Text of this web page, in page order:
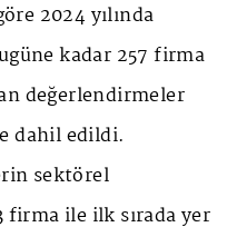
2024 yılında
kadar 257 firma
değerlendirmeler
dahil edildi.
sektörel
firma ile ilk sırada yer